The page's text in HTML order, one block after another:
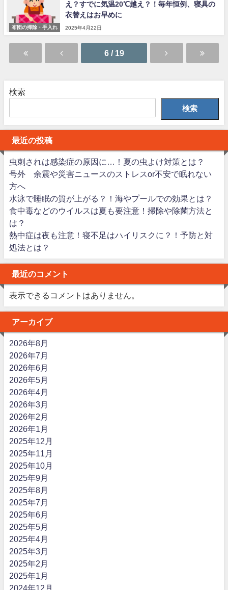
布団の掃除・手入れ
え？すでに気温20℃越え？！毎年恒例、寝具の
衣替えはお早めに
2025年4月22日
6 / 19
検索
検索
最近の投稿
虫刺されは感染症の原因に…！夏の虫よけ対策とは？
号外 余震や災害ニュースのストレスor不安で眠れない
方へ
水泳で睡眠の質が上がる？！海やプールでの効果とは？
食中毒などのウイルスは夏も要注意！掃除や除菌方法と
は？
熱中症は夜も注意！寝不足はハイリスクに？！予防と対
処法とは？
最近のコメント
表示できるコメントはありません。
アーカイブ
2026年8月
2026年7月
2026年6月
2026年5月
2026年4月
2026年3月
2026年2月
2026年1月
2025年12月
2025年11月
2025年10月
2025年9月
2025年8月
2025年7月
2025年6月
2025年5月
2025年4月
2025年3月
2025年2月
2025年1月
2024年12月